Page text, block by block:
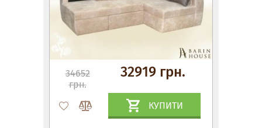
34652
грн.
32919 грн.
КУПИТИ